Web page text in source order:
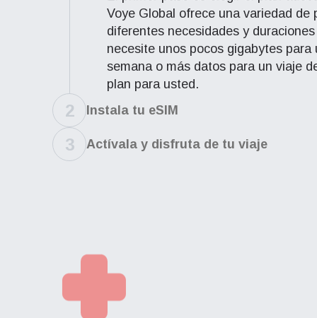
Voye Global ofrece una variedad de
diferentes necesidades y
necesite unos pocos gigabytes para
semana o más datos para un viaje
plan para usted.
2 Instala tu eSIM
3 Actívala y disfruta de tu viaje
To
Esta
Esta